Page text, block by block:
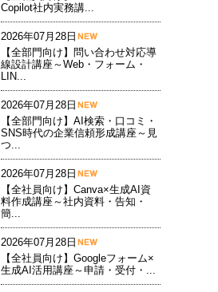
Copilot社内実務講...
2026年07月28日
【全部門向け】問い合わせ対応導
線設計講座～Web・フォーム・
LIN...
2026年07月28日
【全部門向け】AI検索・口コミ・
SNS時代の企業信頼形成講座～見
つ...
2026年07月28日
【全社員向け】Canva×生成AI資
料作成講座～社内資料・告知・
簡...
2026年07月28日
【全社員向け】Googleフォーム×
生成AI活用講座～申請・受付・...